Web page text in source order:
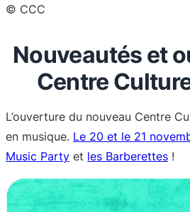
© CCC
Nouveautés et
Centre
L’ouverture du nouveau Centre
en musique. Le 20 et le 21
Music Party et les Barberettes !